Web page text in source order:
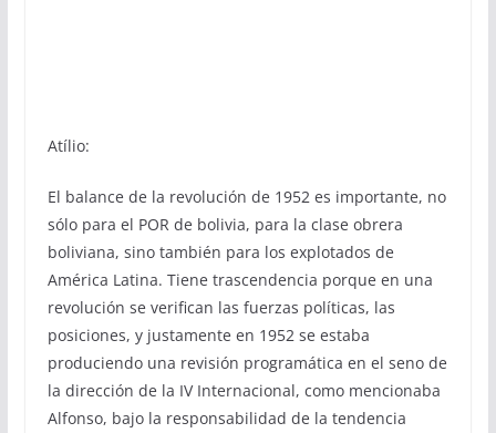
Atílio:
El balance de la revolución de 1952 es importante, no
sólo para el POR de bolivia, para la clase obrera
boliviana, sino también para los explotados de
América Latina. Tiene trascendencia porque en una
revolución se verifican las fuerzas políticas, las
posiciones, y justamente en 1952 se estaba
produciendo una revisión programática en el seno de
la dirección de la IV Internacional, como mencionaba
Alfonso, bajo la responsabilidad de la tendencia